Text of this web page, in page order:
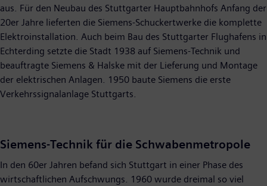
aus. Für den Neubau des Stuttgarter Hauptbahnhofs Anfang der
20er Jahre lieferten die Siemens-Schuckertwerke die komplette
Elektroinstallation. Auch beim Bau des Stuttgarter Flughafens in
Echterding setzte die Stadt 1938 auf Siemens-Technik und
beauftragte Siemens & Halske mit der Lieferung und Montage
der elektrischen Anlagen. 1950 baute Siemens die erste
Verkehrssignalanlage Stuttgarts.
Siemens-Technik für die Schwabenmetropole
In den 60er Jahren befand sich Stuttgart in einer Phase des
wirtschaftlichen Aufschwungs. 1960 wurde dreimal so viel